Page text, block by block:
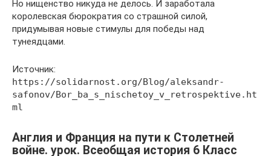
Но нищенство никуда не делось. И заработала
королевская бюрократия со страшной силой,
придумывая новые стимулы для победы над
тунеядцами.
Источник:
https://solidarnost.org/Blog/aleksandr-
safonov/Bor_ba_s_nischetoy_v_retrospektive.ht
ml
Англия и Франция на пути к Столетней
войне. урок. Всеобщая история 6 Класс